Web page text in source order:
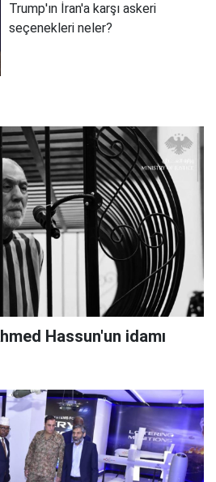
Trump'ın İran'a karşı askeri
seçenekleri neler?
Hassun'un idamı